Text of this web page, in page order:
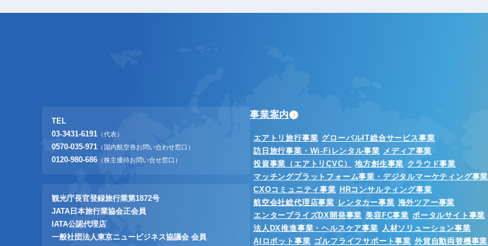
TEL
03-3431-6191 （代表）
0570-035-971 （国内航空券お問い合わせ窓口）
0120-980-686 （株主優待お問い合せ窓口）
観光庁長官登録旅行業第1872号
JATA日本旅行業協会正会員
IATA公認代理店
一般社団法人東京ニュービジネス協議会 会員
事業案内
エアトリ旅行事業 グローバルIT総合サービス事業
訪日旅行事業・Wi-Fiレンタル事業 メディア事業
投資事業（エアトリCVC）
地方創生事業 クラウド事業
マッチングプラットフォーム事業・デジタルマーケティング事業
CXOコミュニティ事業 HRコンサルティング事業
航空会社総代理店事業 レンタカー事業 海外ツアー事業
エンタープライズDX開発事業 美容FC事業 ポータルサイト事業
法人DX推進事業・ヘルスケア事業 人材ソリューション事業
AIロボット事業 ゴルフライフサポート事業 外貨自動両替機事業